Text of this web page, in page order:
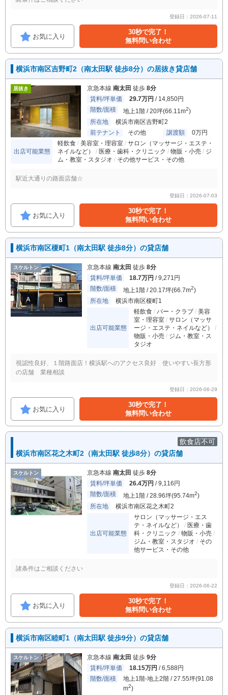
登録日：2026-07-11
お気に入り
30秒で完了！
無料問い合わせ
横浜市南区吉野町2（南太田駅 徒歩8分）の居抜き貸店舗
居抜き 京急本線 南太田 徒歩 8分
賃料/坪単価
29.7万円 / 14,850円
階数/面積
地上1階 / 20坪(66.11m2)
所在地
横浜市南区吉野町2
前テナント
その他 譲渡額 0万円
出店可能業態
軽飲食 美容室・理容室
サロン（マッサージ・エステ・
ネイルなど）
医療・歯科・クリニック 物販・小売
ジ
ム・教室・スタジオ
その他サービス・その他
駅近大通りの路面店舗☆
登録日：2026-07-03
お気に入り
30秒で完了！
無料問い合わせ
横浜市南区榎町1（南太田駅 徒歩8分）の貸店舗
スケルトン 京急本線 南太田 徒歩 8分
賃料/坪単価
18.7万円 / 9,271円
階数/面積
地上1階 / 20.17坪(66.7m2)
所在地
横浜市南区榎町1
出店可能業態
軽飲食 バー・クラブ
美容
室・理容室
サロン（マッサ
ージ・エステ・ネイルなど）
物販・小売
ジム・教室・ス
タジオ
視認性良好、１階路面店！横浜駅へのアクセス良好 使いやすい長方形
の店舗 業種相談
登録日：2026-06-29
お気に入り
30秒で完了！
無料問い合わせ
飲食店不可
横浜市南区花之木町2（南太田駅 徒歩8分）の貸店舗
スケルトン 京急本線 南太田 徒歩 8分
賃料/坪単価
26.4万円 / 9,116円
階数/面積
地上1階 / 28.96坪(95.74m2)
所在地
横浜市南区花之木町2
出店可能業態
サロン（マッサージ・エス
テ・ネイルなど）
医療・歯
科・クリニック
物販・小売
ジム・教室・スタジオ
その
他サービス・その他
諸条件はご相談ください
登録日：2026-06-22
お気に入り
30秒で完了！
無料問い合わせ
横浜市南区睦町1（南太田駅 徒歩9分）の貸店舗
スケルトン 京急本線 南太田 徒歩 9分
賃料/坪単価
18.15万円 / 6,588円
階数/面積
地上1階-地上2階 / 27.55坪(91.08
m2)